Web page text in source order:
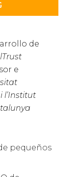
de
e
l’Institut
pequeños